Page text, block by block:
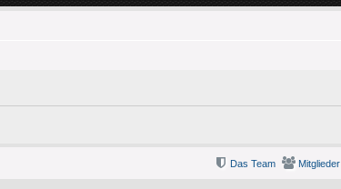
Mitglieder
Das Team